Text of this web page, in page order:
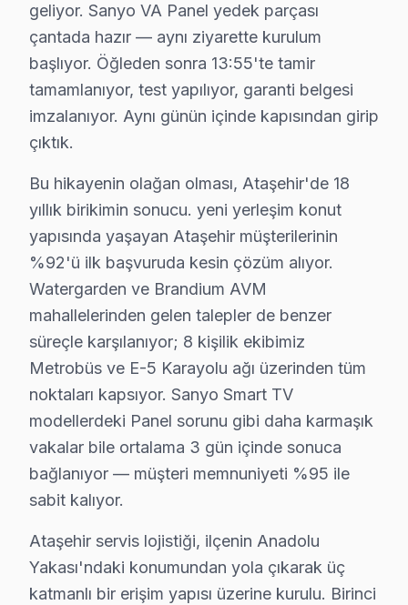
• Elektronik Kartlar: Anakart, T-Con, güç kartı, tuner
• Arka Aydınlatma: LED bar değişimi, inverter tamiri,
• Yazılım ve Firmware: Fabrika ayarı, eMMC
• Bağlantı: HDMI/USB port arızası, Bluetooth ve Wi-
• Kapasitör ve SMD: Şişmiş kapasitör değişimi, smd
Sanyo TV Teknik Rehberi: Panel, Teşhis ve
Sanyo televizyonlarınızın müdahale ve bakımında
Sanyo TV Teknik Profil ve Servis Rehberi
Sanyo panel Teknik Servis Rehberi
Sanyo akıllı TV'lerde En Sık Karşılaşılan Arızalar
Sanyo servisimizde en yaygın Android sistem
Sanyo Servis Yaklaşımımız
Osaka üretim standardı ilkeleri doğrultusunda Sanyo
Sanyo TV Onarım Süreci
1. Müşteri bildirir, servis ekibi arıza semptomlarını
3. Arıza kaynağı tespit edilir: panel mi, anakart mı, güç
4. Yazılı fiyat teklifi sunulur; onay olmadan işlem
geliyor. Sanyo VA Panel yedek parçası
çantada hazır — aynı ziyarette kurulum
başlıyor. Öğleden sonra 13:55'te tamir
tamamlanıyor, test yapılıyor, garanti belgesi
imzalanıyor. Aynı günün içinde kapısından girip
çıktık.
Bu hikayenin olağan olması, Ataşehir'de 18
yıllık birikimin sonucu. yeni yerleşim konut
yapısında yaşayan Ataşehir müşterilerinin
%92'ü ilk başvuruda kesin çözüm alıyor.
Watergarden ve Brandium AVM
mahallelerinden gelen talepler de benzer
süreçle karşılanıyor; 8 kişilik ekibimiz
Metrobüs ve E-5 Karayolu ağı üzerinden tüm
noktaları kapsıyor. Sanyo Smart TV
modellerdeki Panel sorunu gibi daha karmaşık
vakalar bile ortalama 3 gün içinde sonuca
bağlanıyor — müşteri memnuniyeti %95 ile
sabit kalıyor.
Ataşehir servis lojistiği, ilçenin Anadolu
Yakası'ndaki konumundan yola çıkarak üç
katmanlı bir erişim yapısı üzerine kurulu. Birinci